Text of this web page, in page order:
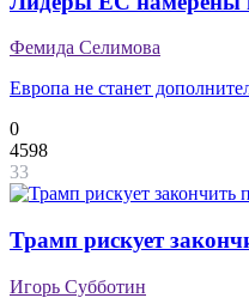
Фемида Селимова
Европа не станет
0
4598
33
Трамп рискует
Игорь Субботин